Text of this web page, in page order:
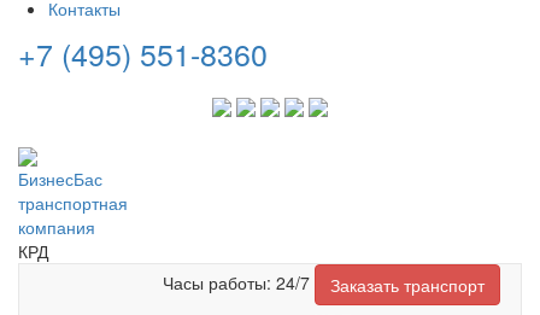
Контакты
+7 (495) 551-8360
КРД
Часы работы: 24/7
Заказать транспорт